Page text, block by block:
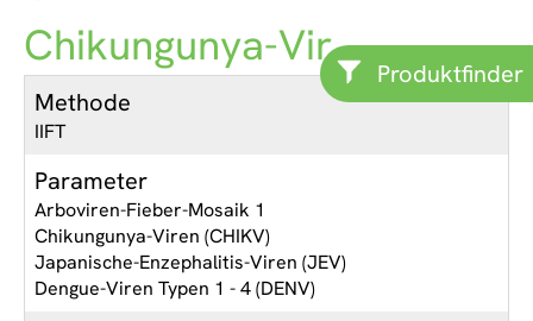
Produktfinder
Chikungunya-Vir...
Methode
IIFT
Parameter
Arboviren-Fieber-Mosaik 1
Chikungunya-Viren (CHIKV)
Japanische-Enzephalitis-Viren (JEV)
Dengue-Viren Typen 1 - 4 (DENV)